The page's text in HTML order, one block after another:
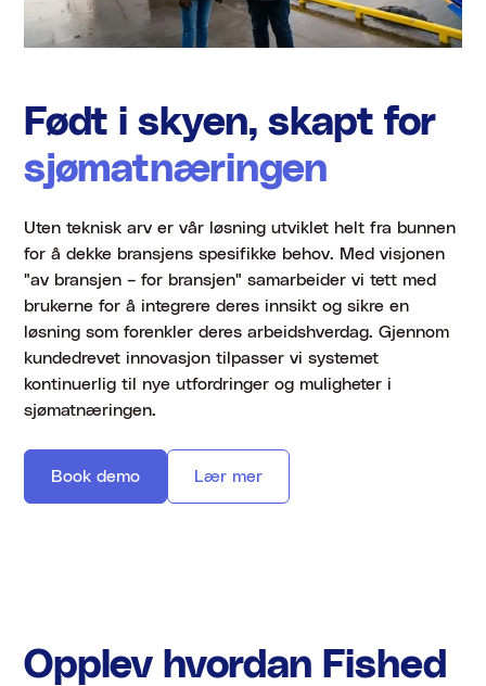
Født i skyen, skapt for
sjømatnæringen
Uten teknisk arv er vår løsning utviklet helt fra bunnen
for å dekke bransjens spesifikke behov. Med visjonen
"av bransjen – for bransjen" samarbeider vi tett med
brukerne for å integrere deres innsikt og sikre en
løsning som forenkler deres arbeidshverdag. Gjennom
kundedrevet innovasjon tilpasser vi systemet
kontinuerlig til nye utfordringer og muligheter i
sjømatnæringen.
Book demo Lær mer
Opplev hvordan Fished